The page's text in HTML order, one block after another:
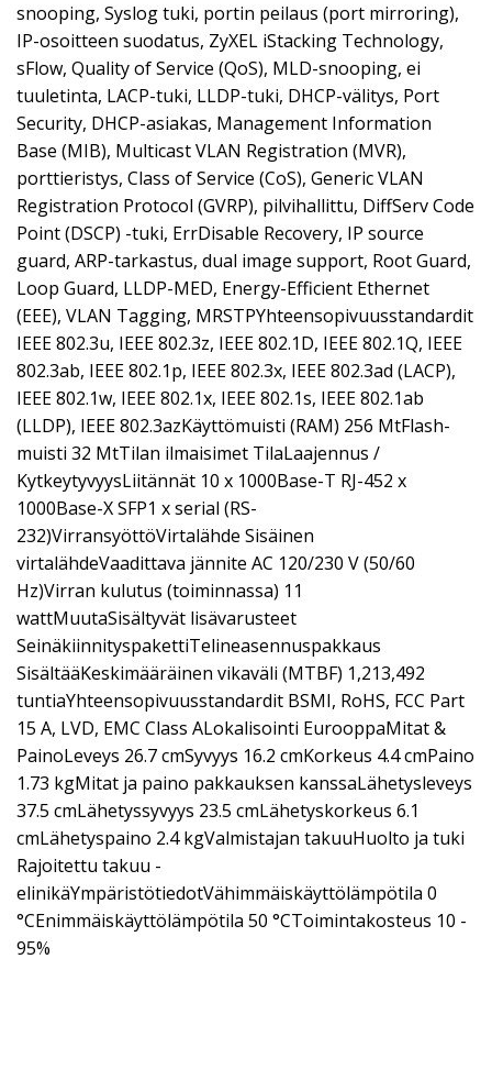
snooping, Syslog tuki, portin peilaus (port mirroring),
IP-osoitteen suodatus, ZyXEL iStacking Technology,
sFlow, Quality of Service (QoS), MLD-snooping, ei
tuuletinta, LACP-tuki, LLDP-tuki, DHCP-välitys, Port
Security, DHCP-asiakas, Management Information
Base (MIB), Multicast VLAN Registration (MVR),
porttieristys, Class of Service (CoS), Generic VLAN
Registration Protocol (GVRP), pilvihallittu, DiffServ Code
Point (DSCP) -tuki, ErrDisable Recovery, IP source
guard, ARP-tarkastus, dual image support, Root Guard,
Loop Guard, LLDP-MED, Energy-Efficient Ethernet
(EEE), VLAN Tagging, MRSTPYhteensopivuusstandardit
IEEE 802.3u, IEEE 802.3z, IEEE 802.1D, IEEE 802.1Q, IEEE
802.3ab, IEEE 802.1p, IEEE 802.3x, IEEE 802.3ad (LACP),
IEEE 802.1w, IEEE 802.1x, IEEE 802.1s, IEEE 802.1ab
(LLDP), IEEE 802.3azKäyttömuisti (RAM) 256 MtFlash-
muisti 32 MtTilan ilmaisimet TilaLaajennus /
KytkeytyvyysLiitännät 10 x 1000Base-T RJ-452 x
1000Base-X SFP1 x serial (RS-
232)VirransyöttöVirtalähde Sisäinen
virtalähdeVaadittava jännite AC 120/230 V (50/60
Hz)Virran kulutus (toiminnassa) 11
wattMuutaSisältyvät lisävarusteet
SeinäkiinnityspakettiTelineasennuspakkaus
SisältääKeskimääräinen vikaväli (MTBF) 1,213,492
tuntiaYhteensopivuusstandardit BSMI, RoHS, FCC Part
15 A, LVD, EMC Class ALokalisointi EurooppaMitat &
PainoLeveys 26.7 cmSyvyys 16.2 cmKorkeus 4.4 cmPaino
1.73 kgMitat ja paino pakkauksen kanssaLähetysleveys
37.5 cmLähetyssyvyys 23.5 cmLähetyskorkeus 6.1
cmLähetyspaino 2.4 kgValmistajan takuuHuolto ja tuki
Rajoitettu takuu -
elinikäYmpäristötiedotVähimmäiskäyttölämpötila 0
°CEnimmäiskäyttölämpötila 50 °CToimintakosteus 10 -
95%